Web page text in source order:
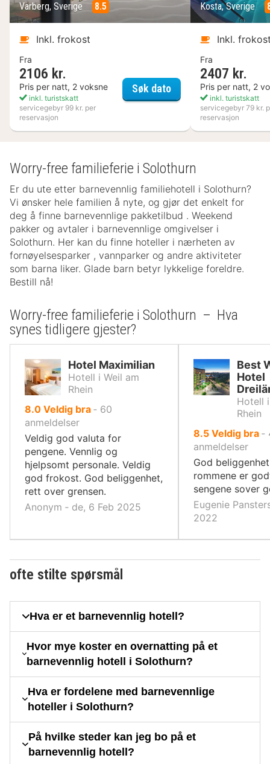
Varberg, Sverige 8.5
Inkl. frokost
Fra
2106 kr.
Pris per natt, 2 voksne
inkl. turistskatt
servicegebyr 99 kr. per
reservasjon
Søk datoVarbergs Kusthotell
Kosta, Sverige
Inkl.
Fra
2407 kr.
Pris per natt, 2
inkl. turistskatt
servicegebyr 79 kr.
reservasjon
Worry-free familieferie i Solothurn
Er du ute etter barnevennlig familiehotell i Solothurn?
Vi ønsker hele familien å nyte, og gjør det enkelt for
deg å finne barnevennlige pakketilbud . Weekend
pakker og avtaler i barnevennlige omgivelser i
Solothurn. Her kan du finne hoteller i nærheten av
fornøyelsesparker , vannparker og andre aktiviteter
som barna liker. Glade barn betyr lykkelige foreldre.
Bestill nå!
Worry-free familieferie i Solothurn – Hva
synes tidligere gjester?
Hotel Maximilian
Hotell i Weil am
Rhein
8.0av
10,
Veldig bra ‐ 60
anmeldelser
Veldig god valuta for
pengene. Vennlig og
hjelpsomt personale. Veldig
god frokost. God beliggenhet,
rett over grensen.
Anonym ‐ de, 6 Feb 2025
Best
Hotel
Hotell
Rhein
8.5av
10,
Veldig bra ‐
anmeldelser
God
rommene er
sengene sover
Eugenie
2022
ofte stilte spørsmål
Hva er et barnevennlig hotell?
Hvor mye koster en overnatting på et
barnevennlig hotell i Solothurn?
Hva er fordelene med barnevennlige
hoteller i Solothurn?
På hvilke steder kan jeg bo på et
barnevennlig hotell?